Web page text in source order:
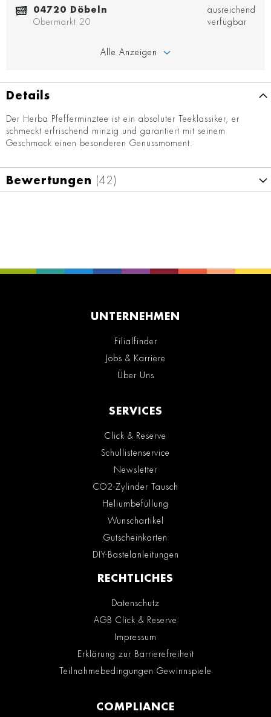
04720 Döbeln
Obermarkt 20
ausreichend
verfügbar
Alle Anzeigen
Details
Der Herba Pfefferminztee ist ein absoluter Teeklassiker, er
schmeckt erfrischend minzig und garantiert mit seinem
Geschmack einen besonderen Genussmoment.
Bewertungen 42
UNTERNEHMEN
Filialfinder
Jobs & Karriere
Über Uns
SERVICES
Click & Reserve
Schullistenservice
Newsletter
CO2-Zylinder Tausch
Heliumbefüllung
Wunschartikel
Gutscheinkarten
DIY-Bastelanleitungen
RECHTLICHES
Datenschutz
AGB Click & Reserve
Impressum
Erklärung zur Barrierefreiheit
Teilnahmebedingungen Gewinnspiele
COMPLIANCE